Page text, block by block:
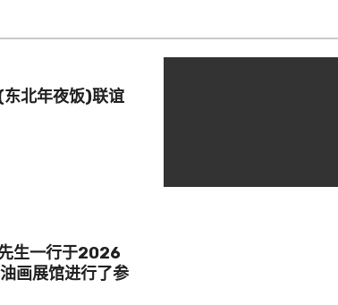
北年夜饭)联谊
生一行于2026
画展馆进行了参